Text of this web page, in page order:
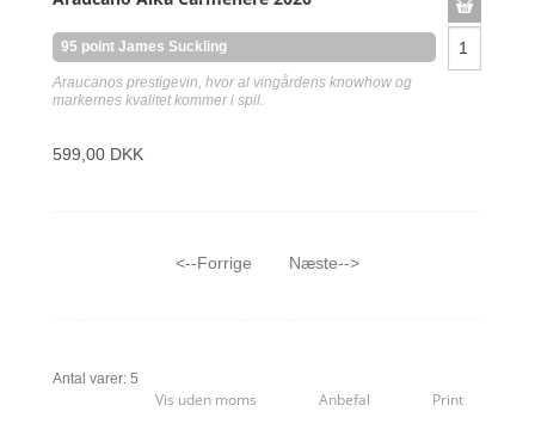
95 point James Suckling
Araucanos prestigevin, hvor al vingårdens knowhow og
markernes kvalitet kommer i spil.
599,00 DKK
<--Forrige Næste-->
Antal varer: 5
Vis uden moms Anbefal Print